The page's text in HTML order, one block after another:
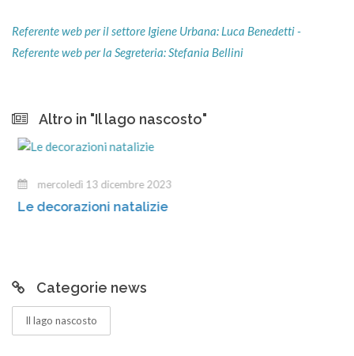
Referente web per il settore Igiene Urbana: Luca Benedetti -
Referente web per la Segreteria: Stefania Bellini
Altro in "Il lago nascosto"
mercoledì 13 dicembre 2023
Le decorazioni natalizie
Categorie news
Il lago nascosto